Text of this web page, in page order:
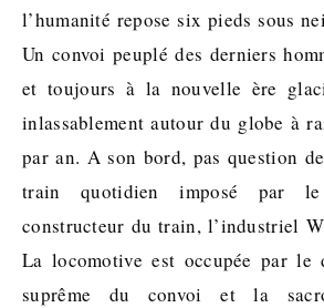
l’humanité repose six pieds sous
Un convoi peuplé des derniers
et toujours à la nouvelle ère
inlassablement autour du globe à
par an. A son bord, pas question
train quotidien imposé par
constructeur du train, l’industriel
La locomotive est occupée par le
suprême du convoi et la